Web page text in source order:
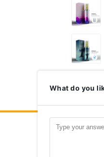
Nosso
What do you